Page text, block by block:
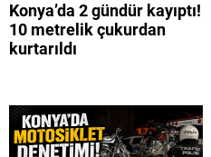
Konya’da 2 gündür kayıptı!
10 metrelik çukurdan
kurtarıldı